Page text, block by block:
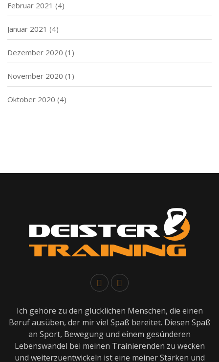
Februar 2021 (4)
Januar 2021 (4)
Dezember 2020 (1)
November 2020 (1)
Oktober 2020 (4)
Ich gehöre zu den glücklichen Menschen, die einen
Beruf ausüben, der mir viel Spaß bereitet. Diesen Spaß
an Sport, Bewegung und einem gesünderen
Lebenswandel bei meinen Trainierenden zu wecken
und weiterzuentwickeln ist eine meiner Stärken und